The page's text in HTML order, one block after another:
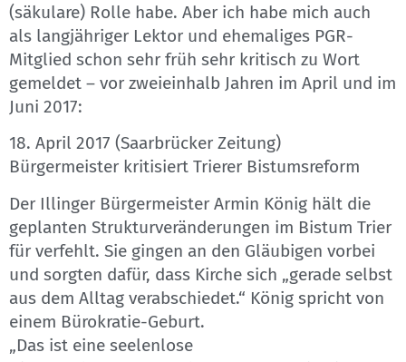
(säkulare) Rolle habe. Aber ich habe mich auch
als langjähriger Lektor und ehemaliges PGR-
Mitglied schon sehr früh sehr kritisch zu Wort
gemeldet – vor zweieinhalb Jahren im April und im
Juni 2017:
18. April 2017 (Saarbrücker Zeitung)
Bürgermeister kritisiert Trierer Bistumsreform
Der Illinger Bürgermeister Armin König hält die
geplanten Strukturveränderungen im Bistum Trier
für verfehlt. Sie gingen an den Gläubigen vorbei
und sorgten dafür, dass Kirche sich „gerade selbst
aus dem Alltag verabschiedet.“ König spricht von
einem Bürokratie-Geburt.
„Das ist eine seelenlose